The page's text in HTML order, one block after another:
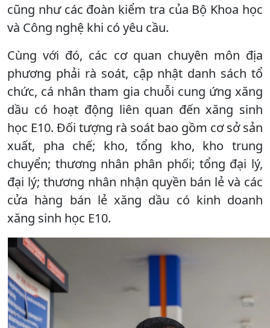
cũng như các đoàn kiểm tra của Bộ Khoa học
và Công nghệ khi có yêu cầu.
Cùng với đó, các cơ quan chuyên môn địa
phương phải rà soát, cập nhật danh sách tổ
chức, cá nhân tham gia chuỗi cung ứng xăng
dầu có hoạt động liên quan đến xăng sinh
học E10. Đối tượng rà soát bao gồm cơ sở sản
xuất, pha chế; kho, tổng kho, kho trung
chuyển; thương nhân phân phối; tổng đại lý,
đại lý; thương nhân nhận quyền bán lẻ và các
cửa hàng bán lẻ xăng dầu có kinh doanh
xăng sinh học E10.